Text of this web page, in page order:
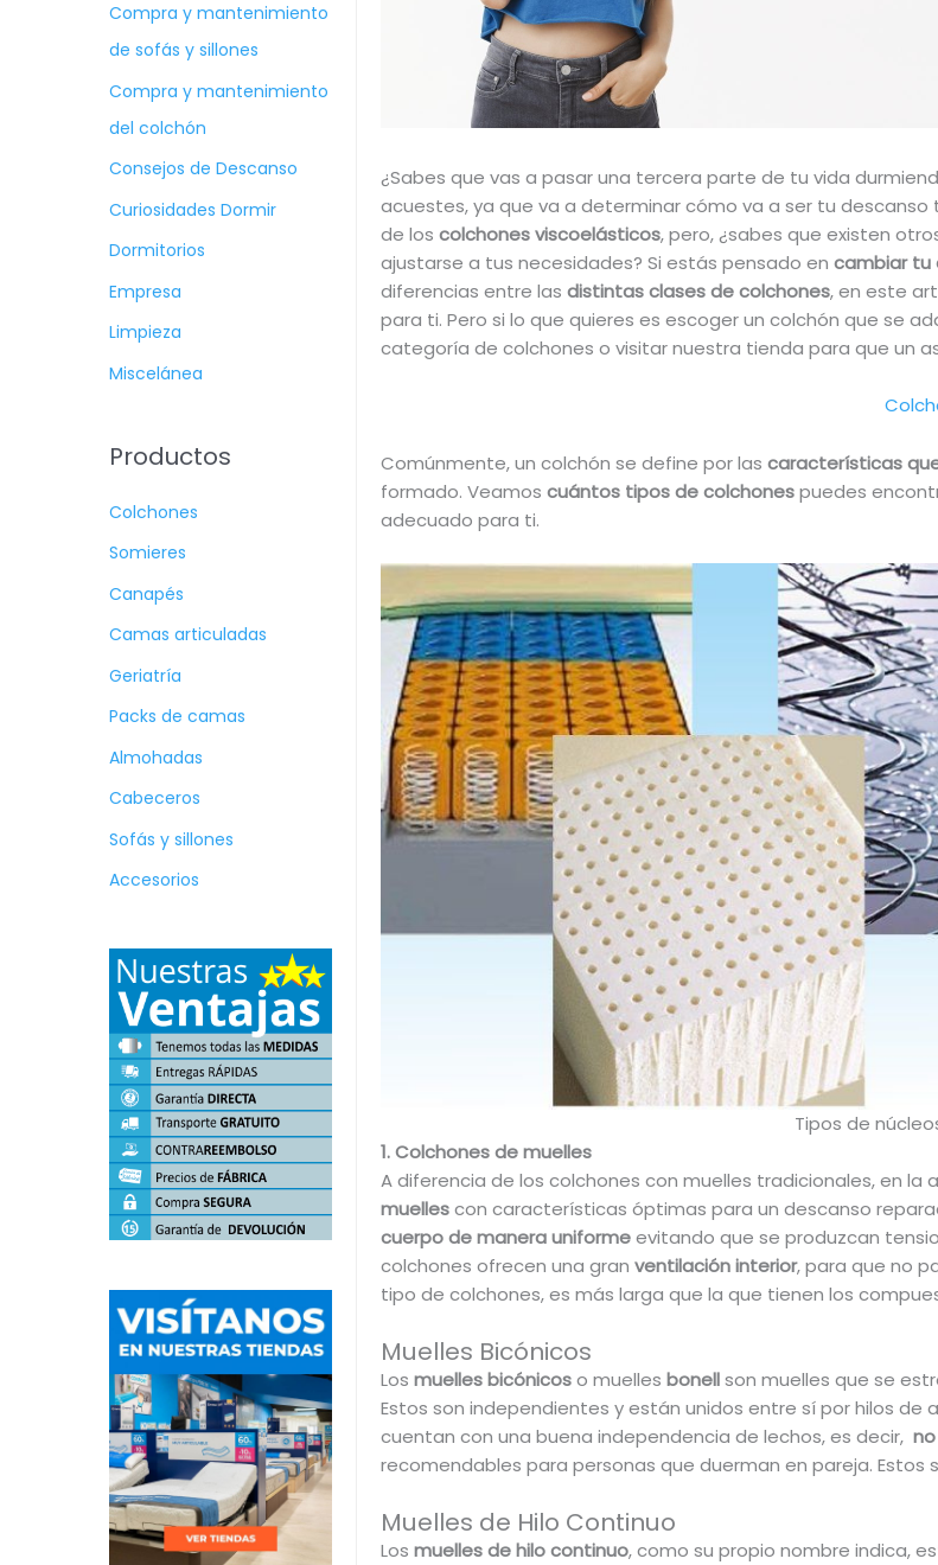
Compra y mantenimiento
de sofás y sillones
Compra y mantenimiento
del colchón
Consejos de Descanso
Curiosidades Dormir
Dormitorios
Empresa
Limpieza
Miscelánea
Productos
Colchones
Somieres
Canapés
Camas articuladas
Geriatría
Packs de camas
Almohadas
Cabeceros
Sofás y sillones
Accesorios
¿Sabes que vas a pasar una tercera parte de tu vida
acuestes, ya que va a determinar cómo va a ser tu
de los colchones viscoelásticos, pero, ¿sabes que existen
ajustarse a tus necesidades? Si estás pensado en cambiar tu
diferencias entre las distintas clases de colchones, en este
para ti. Pero si lo que quieres es escoger un colchón que se
categoría de colchones o visitar nuestra tienda para que un
Comúnmente, un colchón se define por las características
formado. Veamos cuántos tipos de colchonespuedes
adecuado para ti.
Tipos de
1. Colchones de muelles
A diferencia de los colchones con muelles tradicionales, en
muellescon características óptimas para un descanso
cuerpo de manera uniformeevitando que se produzcan
colchones ofrecen una gran ventilación interior, para que no
tipo de colchones, es más larga que la que tienen los
Muelles Bicónicos
Los muelles bicónicoso muelles bonellson muelles que se
Estos son independientes y están unidos entre sí por hilos de
cuentan con una buena independencia de lechos, es decir,
recomendables para personas que duerman en pareja. Estos
Muelles de Hilo Continuo
Los muelles de hilo continuo, como su propio nombre indica,